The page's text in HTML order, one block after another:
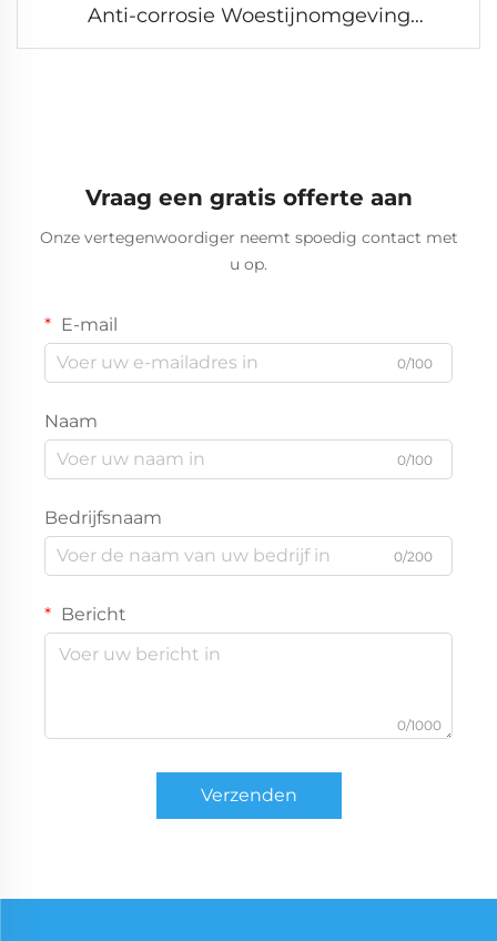
Anti-corrosie Woestijnomgeving
Netbedrijfs Tower Stalen
Vraag een gratis offerte aan
Onze vertegenwoordiger neemt spoedig contact met
u op.
E-mail
0/100
Naam
0/100
Bedrijfsnaam
0/200
Bericht
0/1000
Verzenden